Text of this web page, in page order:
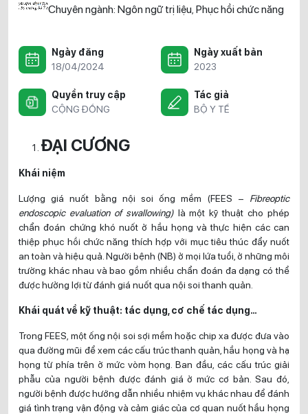
Chuyên ngành: Ngôn ngữ trị liệu Phục hồi chức năng
Ngày đăng
18/04/2024
Ngày xuất bản
2023
Quyền truy cập
CỘNG ĐỒNG
Tác giả
BỘ Y TẾ
ĐẠI CƯƠNG
Khái niệm
Lượng giá nuốt bằng nội soi ống mềm (FEES – Fibreoptic
endoscopic evaluation of swallowing) là một kỹ thuật cho phép
chẩn đoán chứng khó nuốt ở hầu họng và thực hiện các can
thiệp phục hồi chức năng thích hợp với mục tiêu thúc đẩy nuốt
an toàn và hiệu quả. Người bệnh (NB) ở mọi lứa tuổi, ở những môi
trường khác nhau và bao gồm nhiều chẩn đoán đa dạng có thể
được hưởng lợi từ đánh giá nuốt qua nội soi thanh quản.
Khái quát về kỹ thuật: tác dụng, cơ chế tác dụng…
Trong FEES, một ống nội soi sợi mềm hoặc chip xa được đưa vào
qua đường mũi để xem các cấu trúc thanh quản, hầu họng và hạ
họng từ phía trên ở mức vòm họng. Ban đầu, các cấu trúc giải
phẫu của người bệnh được đánh giá ở mức cơ bản. Sau đó,
người bệnh được hướng dẫn nhiều nhiệm vụ khác nhau để đánh
giá tình trạng vận động và cảm giác của cơ quan nuốt hầu họng